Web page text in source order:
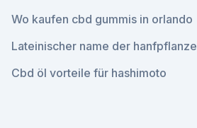
Wo kaufen cbd gummis in orlando
Lateinischer name der hanfpflanze
Cbd öl vorteile für hashimoto